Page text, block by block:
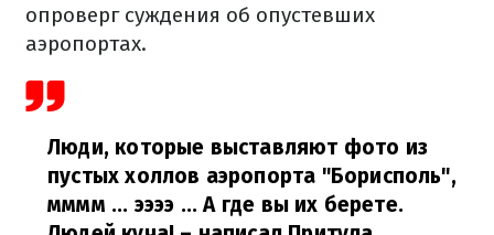
опроверг суждения об опустевших
аэропортах.
Люди, которые выставляют фото из
пустых холлов аэропорта "Борисполь",
мммм ... ээээ ... А где вы их берете.